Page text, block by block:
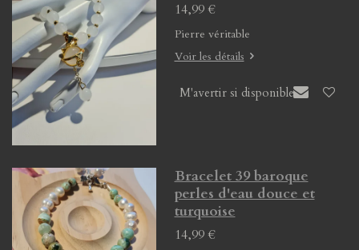
14,99 €
Pierre véritable
Voir les détails
M'avertir si disponible
Bracelet 39 baroque
perles d'eau douce et
turquoise
14,99 €